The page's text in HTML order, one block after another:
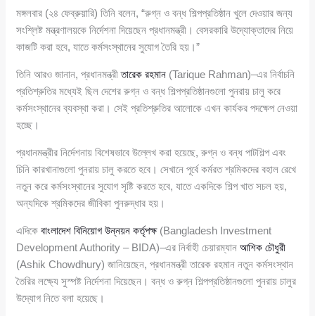
মঙ্গলবার (২৪ ফেব্রুয়ারি) তিনি বলেন, “রুগ্ন ও বন্ধ শিল্পপ্রতিষ্ঠান খুলে দেওয়ার জন্য
সংশ্লিষ্ট মন্ত্রণালয়কে নির্দেশনা দিয়েছেন প্রধানমন্ত্রী। বেসরকারি উদ্যোক্তাদের নিয়ে
কাজটি করা হবে, যাতে কর্মসংস্থানের সুযোগ তৈরি হয়।”
তিনি আরও জানান, প্রধানমন্ত্রীতারেক রহমান (Tarique Rahman)–এর নির্বাচনি
প্রতিশ্রুতির মধ্যেই ছিল দেশের রুগ্ন ও বন্ধ শিল্পপ্রতিষ্ঠানগুলো পুনরায় চালু করে
কর্মসংস্থানের ব্যবস্থা করা। সেই প্রতিশ্রুতির আলোকে এখন কার্যকর পদক্ষেপ নেওয়া
হচ্ছে।
প্রধানমন্ত্রীর নির্দেশনায় বিশেষভাবে উল্লেখ করা হয়েছে, রুগ্ন ও বন্ধ পাটশিল্প এবং
চিনি কারখানাগুলো পুনরায় চালু করতে হবে। সেখানে পূর্বে কর্মরত শ্রমিকদের বহাল রেখে
নতুন করে কর্মসংস্থানের সুযোগ সৃষ্টি করতে হবে, যাতে একদিকে শিল্প খাত সচল হয়,
অন্যদিকে শ্রমিকদের জীবিকা পুনরুদ্ধার হয়।
এদিকেবাংলাদেশ বিনিয়োগ উন্নয়ন কর্তৃপক্ষ(Bangladesh Investment
Development Authority – BIDA)–এর নির্বাহী চেয়ারম্যানআশিক চৌধুরী
(Ashik Chowdhury) জানিয়েছেন, প্রধানমন্ত্রী তারেক রহমান নতুন কর্মসংস্থান
তৈরির লক্ষ্যে সুস্পষ্ট নির্দেশনা দিয়েছেন। বন্ধ ও রুগ্ন শিল্পপ্রতিষ্ঠানগুলো পুনরায় চালুর
উদ্যোগ নিতে বলা হয়েছে।